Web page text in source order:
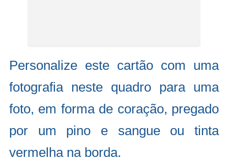
Personalize este cartão com uma
fotografia neste quadro para uma
foto, em forma de coração, pregado
por um pino e sangue ou tinta
vermelha na borda.